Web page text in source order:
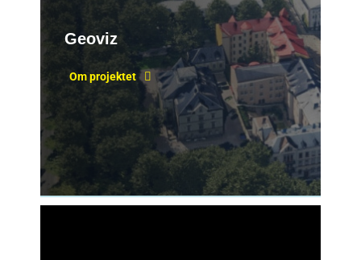
Geoviz
Om projektet